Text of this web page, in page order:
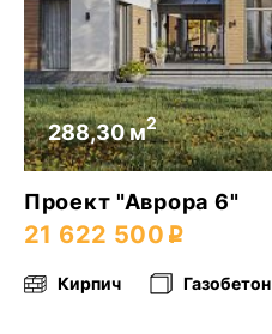
288,30 м2
Проект "Аврора 6"
21 622 500
Кирпич Газобетон